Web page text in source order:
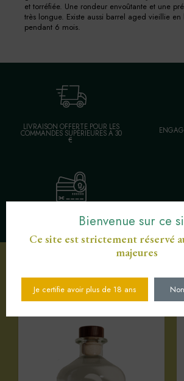
et torréfiée. Une rondeur envoûtante et une
très longue. Existe aussi barrel aged vieillie
pendant 6 mois.
LIVRAISON OFFERTE POUR LES
COMMANDES SUPÉRIEURES À 30
€
PAIEMENT SÉCURISÉ CB
Votre sélection
Bienvenue sur ce
Ce site est strictement réservé
majeures
Je certifie avoir plus de 18 ans